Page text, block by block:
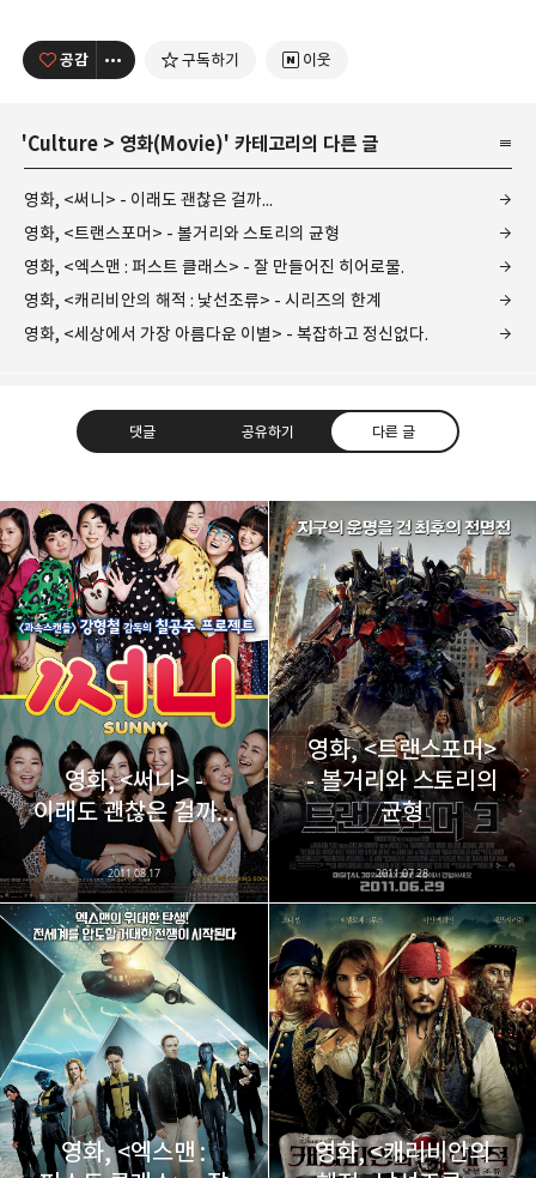
공감 구독하기 이웃
'Culture > 영화(Movie)' 카테고리의 다른 글
영화, <써니> - 이래도 괜찮은 걸까...
영화, <트랜스포머> - 볼거리와 스토리의 균형
영화, <엑스맨 : 퍼스트 클래스> - 잘 만들어진 히어로물.
영화, <캐리비안의 해적 : 낯선조류> - 시리즈의 한계
영화, <세상에서 가장 아름다운 이별> - 복잡하고 정신없다.
댓글 공유하기 다른 글
레이니아
다방면의 깊은 관심과 얕은 이해도를 갖춘 보편적
비주류이자 진화하는 영원한 주변인.
구독하기
구독하기 카카오톡 라인 트위터
카카오스토리 밴드 네이버 블로그
영화, <써니> -
이래도 괜찮은 걸까...
2011.08.17
영화, <트랜스포머>
- 볼거리와 스토리의
균형
2011.07.28
영화, <엑스맨 :
영화, <캐리비안의